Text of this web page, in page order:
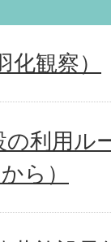
観察）
の利用
ら）